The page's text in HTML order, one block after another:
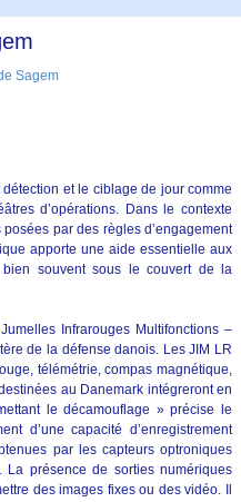
détection et le ciblage de jour comme
d’opérations. Dans le contexte
par des règles d’engagement
apporte une aide essentielle aux
souvent sous le couvert de la
Infrarouges Multifonctions –
de la défense danois. Les JIM LR
télémétrie, compas magnétique,
au Danemark intégreront en
le décamouflage » précise le
d’une capacité d’enregistrement
par les capteurs optroniques
présence de sorties numériques
des images fixes ou des vidéo. Il